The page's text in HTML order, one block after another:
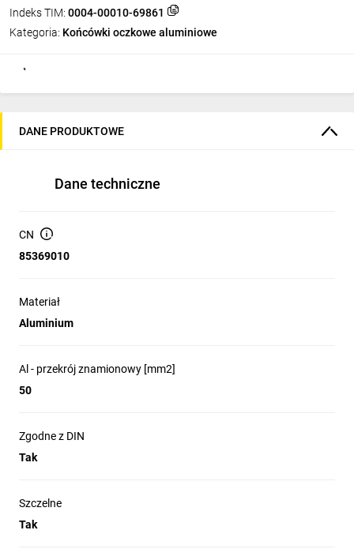
Indeks TIM: 0004-00010-69861
Kategoria: Końcówki oczkowe aluminiowe
DANE PRODUKTOWE
Dane techniczne
CN
85369010
Materiał
Aluminium
Al - przekrój znamionowy [mm2]
50
Zgodne z DIN
Tak
Szczelne
Tak